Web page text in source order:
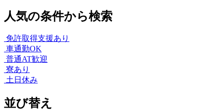
人気の条件から検索
免許取得支援あり
車通勤OK
普通AT歓迎
寮あり
土日休み
並び替え